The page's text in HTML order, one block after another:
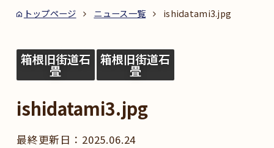
トップページ ニュース一覧 ishidatami3.jpg
箱根旧街道石
畳
箱根旧街道石
畳
ishidatami3.jpg
2025.06.24